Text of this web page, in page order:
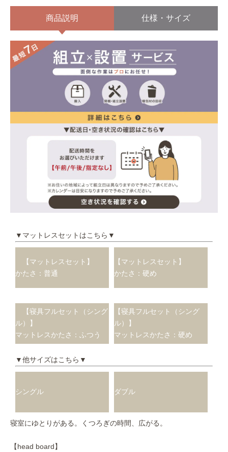
商品説明 仕様・サイズ
▼マットレスセットはこちら▼
【マットレスセット】
かたさ：普通
【マットレスセット】
かたさ：硬め
【寝具フルセット（シング
ル）】
マットレスかたさ：ふつう
【寝具フルセット（シング
ル）】
マットレスかたさ：硬め
▼他サイズはこちら▼
シングル ダブル
寝室にゆとりがある。くつろぎの時間、広がる。
【head board】